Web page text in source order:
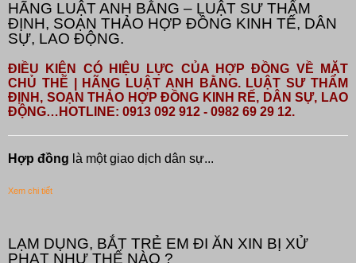
HÃNG LUẬT ANH BẰNG – LUẬT SƯ THẨM
ĐỊNH, SOẠN THẢO HỢP ĐỒNG KINH TẾ, DÂN
SỰ, LAO ĐỘNG.
ĐIỀU KIỆN CÓ HIỆU LỰC CỦA HỢP ĐỒNG VỀ MẶT
CHỦ THỂ | HÃNG LUẬT ANH BẰNG. LUẬT SƯ THẨM
ĐỊNH, SOẠN THẢO HỢP ĐỒNG KINH RẾ, DÂN SỰ, LAO
ĐỘNG…HOTLINE: 0913 092 912 - 0982 69 29 12.
Hợp đồng là một giao dịch dân sự...
Xem chi tiết
LẠM DỤNG, BẮT TRẺ EM ĐI ĂN XIN BỊ XỬ
PHẠT NHƯ THẾ NÀO ?